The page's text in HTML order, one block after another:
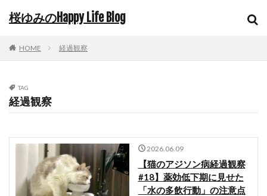
桜ゆみのHappy Life Blog
HOME 経過観察
TAG
経過観察
2026.06.09
【猫のアジソン病経過観察
#18】薬効低下期に見せた
「水の多飲行動」の注意点